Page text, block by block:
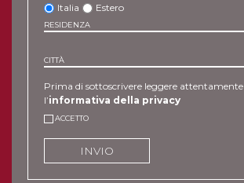
Italia Estero
RESIDENZA
CITTÀ
Prima di sottoscrivere leggere attentamente
l’informativa della privacy
ACCETTO
INVIO